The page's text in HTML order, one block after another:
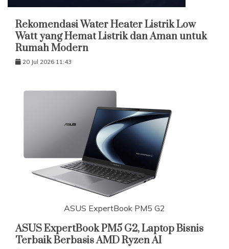
Rekomendasi Water Heater Listrik Low
Watt yang Hemat Listrik dan Aman untuk
Rumah Modern
20 Jul 2026 11:43
ASUS ExpertBook PM5 G2
ASUS ExpertBook PM5 G2, Laptop Bisnis
Terbaik Berbasis AMD Ryzen AI